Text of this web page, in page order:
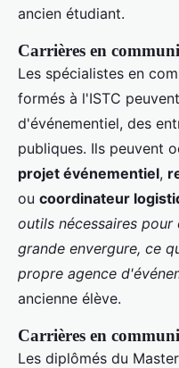
ancien étudiant.
Carrières en
Les spécialistes en
formés à l'ISTC
d'événementiel, des
publiques. Ils peuvent
projet événementiel,
ou coordinateur
outils nécessaires pour
grande envergure, ce
propre agence
ancienne élève.
Carrières en
Les diplômés du